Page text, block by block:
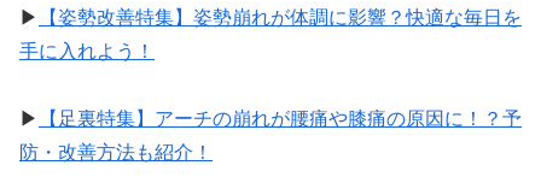
▶︎
【姿勢改善特集】姿勢崩れが体調に影響？快適な毎日を
手に入れよう！
▶︎
【足裏特集】アーチの崩れが腰痛や膝痛の原因に！？予
防・改善方法も紹介！